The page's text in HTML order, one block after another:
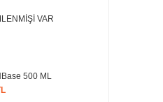
VAR
500 ML